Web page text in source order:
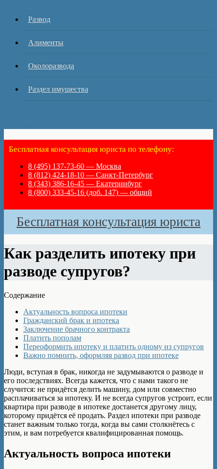
Развод
Алименты
Околоразвода
Раздел имущества
Бесплатная консультация юриста по телефону:
8 (495) 137-73-60 — Москва
8 (812) 424-18-10 — Санкт-Петербург
8 (343) 386-16-45 — Екатеринбург
8 (800) 333-45-16 (доб. 147) — общий
Бесплатная консультация юриста
Как разделить ипотеку при
разводе супругов?
Содержание
Актуальность вопроса ипотеки
Гражданский брак и ипотека
Заключение брачного контракта
Платить пополам
Переоформить ипотеку и платить одному из супругов
Важно помнить, оформляя развод при ипотеке
Люди, вступая в брак, никогда не задумываются о разводе и
его последствиях. Всегда кажется, что с нами такого не
случится: не придётся делить машину, дом или совместно
расплачиваться за ипотеку. И не всегда супругов устроит, если
квартира при разводе в ипотеке достанется другому лицу,
которому придётся её продать. Раздел ипотеки при разводе
станет важным только тогда, когда вы сами столкнётесь с
этим, и вам потребуется квалифицированная помощь.
Актуальность вопроса ипотеки